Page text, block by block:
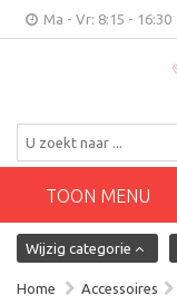
Ma - Vr: 8:15 - 16:30
TOON MENU
Wijzig categorie
Home Accessoires